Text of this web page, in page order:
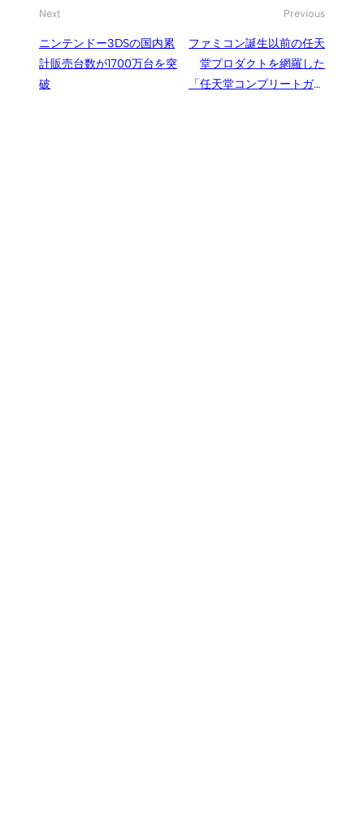
Next
ニンテンドー3DSの国内累
計販売台数が1700万台を突
破
Previous
ファミコン誕生以前の任天
堂プロダクトを網羅した
「任天堂コンプリートガイ